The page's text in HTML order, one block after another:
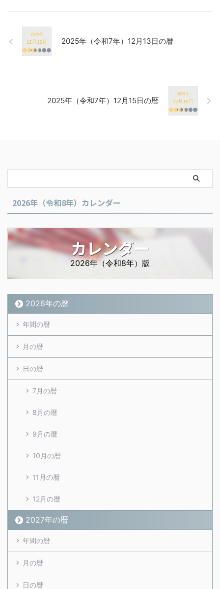
2025年（令和7年）12月13日の暦
2025年（令和7年）12月15日の暦
2026年（令和8年）カレンダー
カレンダー
2026年（令和8年）版
2026年の暦
年間の暦
月の暦
日の暦
7月の暦
8月の暦
9月の暦
10月の暦
11月の暦
12月の暦
2027年の暦
年間の暦
月の暦
日の暦